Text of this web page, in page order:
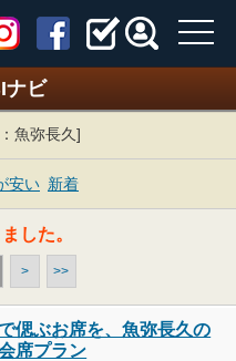
ナビ
魚弥長久]
安い 新着
した。
> >>
偲ぶお席を、魚弥長久の
席プラン